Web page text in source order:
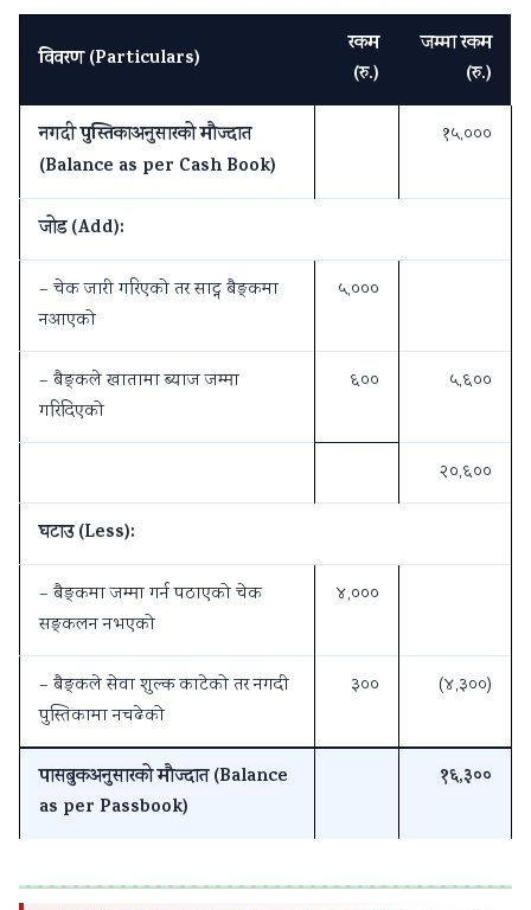
विवरण (Particulars)
रकम
(रु.)
जम्मा रकम
(रु.)
नगदी पुस्तिकाअनुसारको मौज्दात
(Balance as per Cash Book)
१५,०००
जोड (Add):
– चेक जारी गरिएको तर साट्न बैङ्कमा
नआएको
५,०००
– बैङ्कले खातामा ब्याज जम्मा
गरिदिएको
६०० ५,६००
२०,६००
घटाउ (Less):
– बैङ्कमा जम्मा गर्न पठाएको चेक
सङ्कलन नभएको
४,०००
– बैङ्कले सेवा शुल्क काटेको तर नगदी
पुस्तिकामा नचढेको
३०० (४,३००)
पासबुकअनुसारको मौज्दात (Balance
as per Passbook)
१६,३००